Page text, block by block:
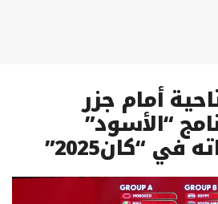
أمام جزر
“الأسود”
في “كان2025”